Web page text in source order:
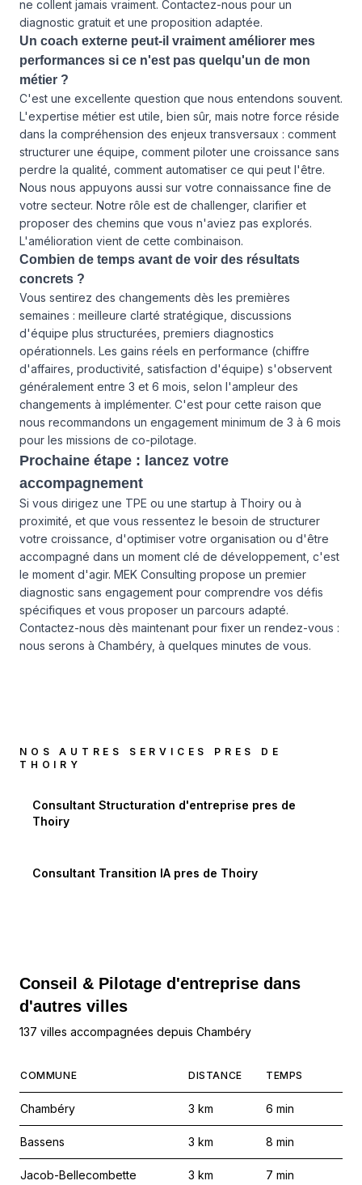
ne collent jamais vraiment. Contactez-nous pour un
diagnostic gratuit et une proposition adaptée.
Un coach externe peut-il vraiment améliorer mes
performances si ce n'est pas quelqu'un de mon
métier ?
C'est une excellente question que nous entendons souvent.
L'expertise métier est utile, bien sûr, mais notre force réside
dans la compréhension des enjeux transversaux : comment
structurer une équipe, comment piloter une croissance sans
perdre la qualité, comment automatiser ce qui peut l'être.
Nous nous appuyons aussi sur votre connaissance fine de
votre secteur. Notre rôle est de challenger, clarifier et
proposer des chemins que vous n'aviez pas explorés.
L'amélioration vient de cette combinaison.
Combien de temps avant de voir des résultats
concrets ?
Vous sentirez des changements dès les premières
semaines : meilleure clarté stratégique, discussions
d'équipe plus structurées, premiers diagnostics
opérationnels. Les gains réels en performance (chiffre
d'affaires, productivité, satisfaction d'équipe) s'observent
généralement entre 3 et 6 mois, selon l'ampleur des
changements à implémenter. C'est pour cette raison que
nous recommandons un engagement minimum de 3 à 6 mois
pour les missions de co-pilotage.
Prochaine étape : lancez votre
accompagnement
Si vous dirigez une TPE ou une startup à Thoiry ou à
proximité, et que vous ressentez le besoin de structurer
votre croissance, d'optimiser votre organisation ou d'être
accompagné dans un moment clé de développement, c'est
le moment d'agir. MEK Consulting propose un premier
diagnostic sans engagement pour comprendre vos défis
spécifiques et vous proposer un parcours adapté.
Contactez-nous dès maintenant pour fixer un rendez-vous :
nous serons à Chambéry, à quelques minutes de vous.
NOS AUTRES SERVICES PRES DE
THOIRY
Consultant Structuration d'entreprise pres de
Thoiry
Consultant Transition IA pres de Thoiry
Conseil & Pilotage d'entreprise dans
d'autres villes
137 villes accompagnées depuis Chambéry
COMMUNE DISTANCE TEMPS
Chambéry 3 km 6 min
Bassens 3 km 8 min
Jacob-Bellecombette 3 km 7 min